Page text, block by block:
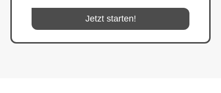
Jetzt starten!